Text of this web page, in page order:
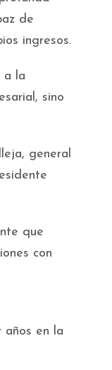
de
ingresos.
a la
sino
general
que
con
en la